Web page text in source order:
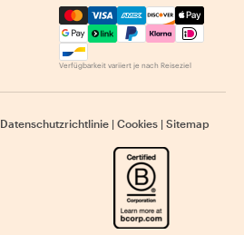
Mastercard, Visa, Amex,
Verfügbarkeit variiert je nach Reiseziel
Datenschutzrichtlinie | Cookies | Sitemap